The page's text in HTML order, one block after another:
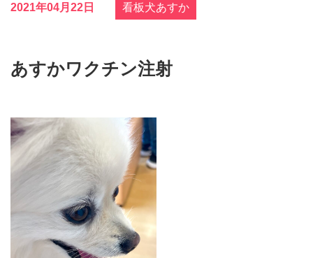
2021年04月22日 看板犬あすか
あすかワクチン注射